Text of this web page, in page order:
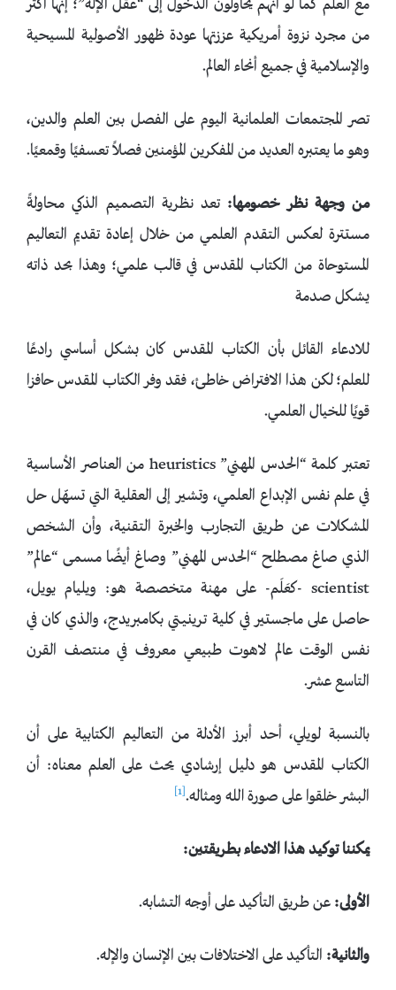
مع العلم كما لو أنهم يحاولون الدخول إلى “عقل الإله”؛ إنها أكثر
من مجرد نزوة أمريكية عززتها عودة ظهور الأصولية المسيحية
والإسلامية في جميع أنحاء العالم.
تصر المجتمعات العلمانية اليوم على الفصل بين العلم والدين،
وهو ما يعتبره العديد من المفكرين المؤمنين فصلاً تعسفيًا وقمعيًا.
من وجهة نظر خصومها: تعد نظرية التصميم الذكي محاولةً
مستترة لعكس التقدم العلمي من خلال إعادة تقديم التعاليم
المستوحاة من الكتاب المقدس في قالب علمي؛ وهذا بحد ذاته
يشكل صدمة
للادعاء القائل بأن الكتاب المقدس كان بشكل أساسي رادعًا
للعلم؛ لكن هذا الافتراض خاطئ، فقد وفر الكتاب المقدس حافزا
قويًا للخيال العلمي.
تعتبر كلمة “الحدس المهني” heuristics من العناصر الأساسية
في علم نفس الإبداع العلمي، وتشير إلى العقلية التي تسهّل حل
المشكلات عن طريق التجارب والخبرة التقنية، وأن الشخص
الذي صاغ مصطلح “الحدس المهني” وصاغ أيضًا مسمى “عالم”
scientist -كعَلَم- على مهنة متخصصة هو: ويليام يويل،
حاصل على ماجستير في كلية ترينيتي بكامبريدج، والذي كان في
نفس الوقت عالم لاهوت طبيعي معروف في منتصف القرن
التاسع عشر.
بالنسبة لويلي، أحد أبرز الأدلة من التعاليم الكتابية على أن
الكتاب المقدس هو دليل إرشادي يحث على العلم معناه: أن
البشر خلقوا على صورة الله ومثاله.[1]
يمكننا توكيد هذا الادعاء بطريقتين:
الأولى: عن طريق التأكيد على أوجه التشابه.
والثانية: التأكيد على الاختلافات بين الإنسان والإله.